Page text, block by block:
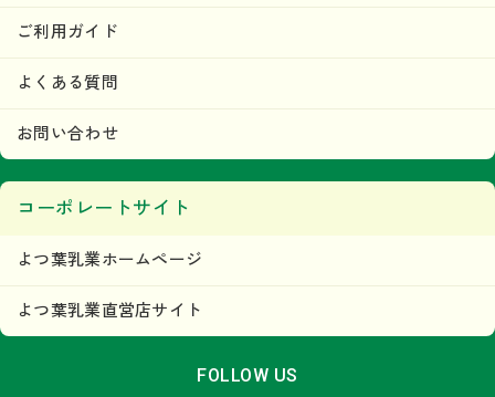
贅沢モッツァレラブレンド120g
×1個
ご利用ガイド
よくある質問
お問い合わせ
コーポレートサイト
よつ葉乳業ホームページ
よつ葉乳業直営店サイト
FOLLOW US